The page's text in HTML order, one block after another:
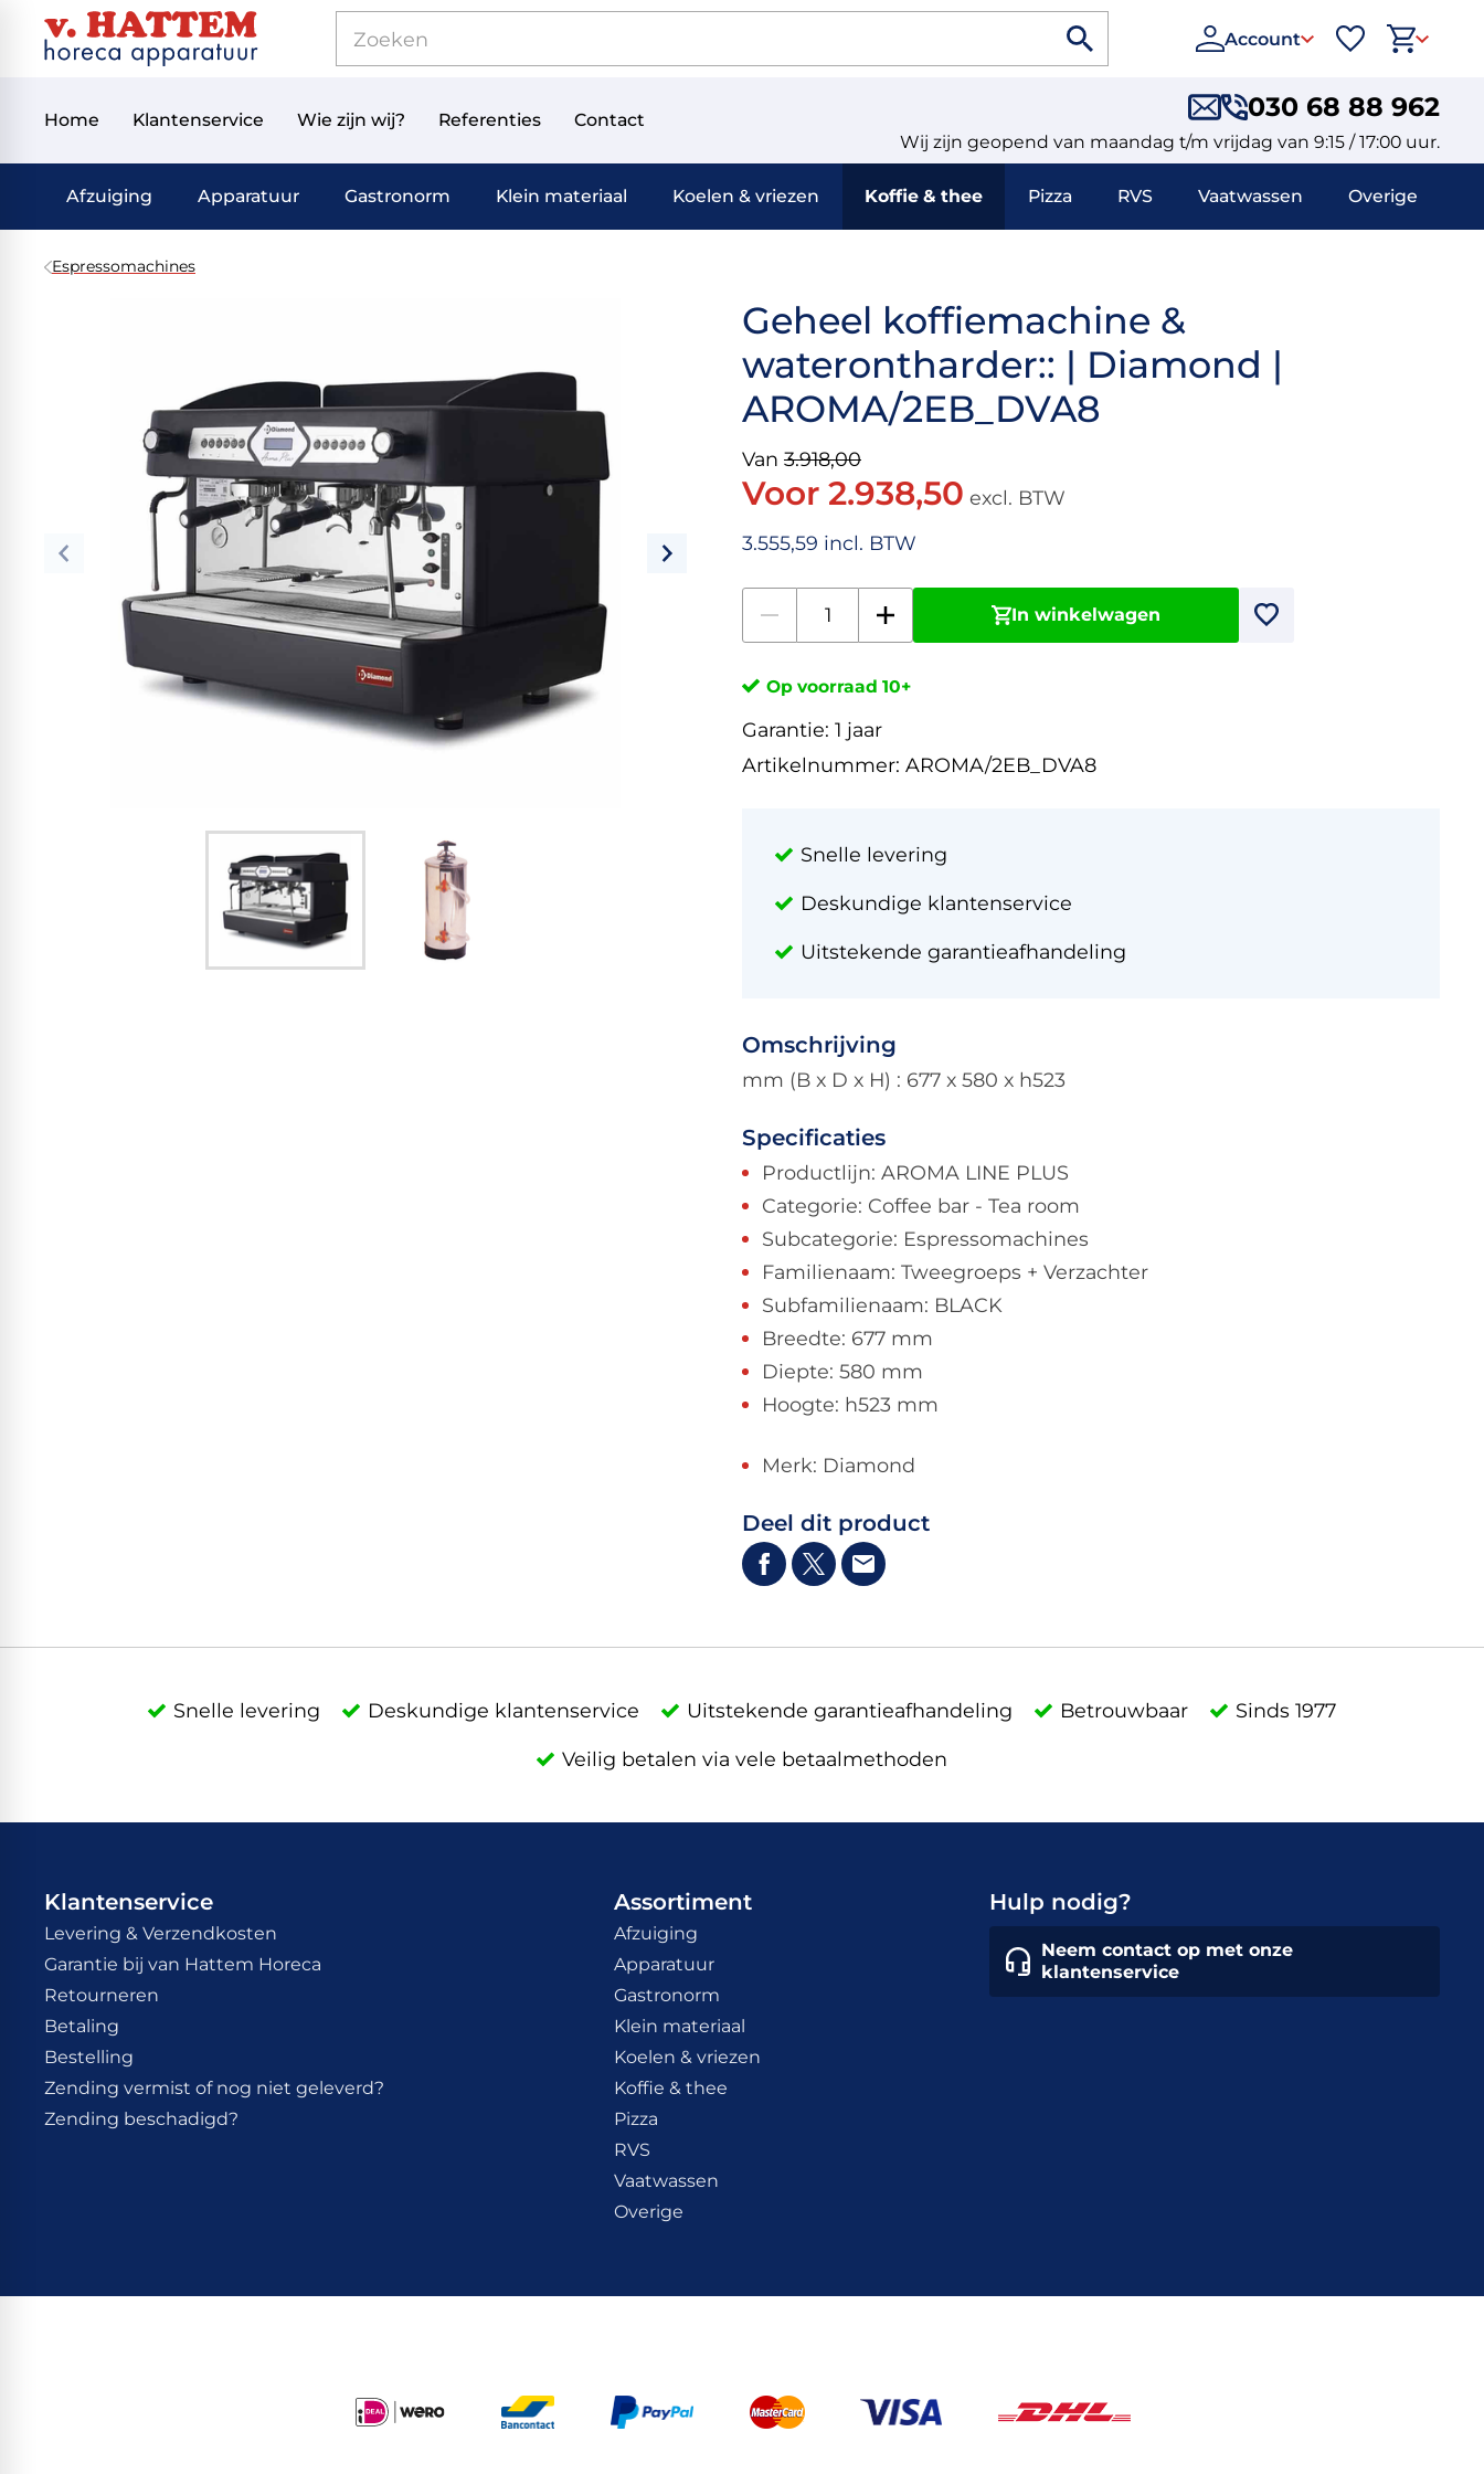
Account
Home Klantenservice Wie zijn wij? Referenties Contact 030 68 88 962
Wij zijn geopend van maandag t/m vrijdag van 9:15 / 17:00 uur.
Afzuiging Apparatuur Gastronorm Klein materiaal Koelen & vriezen Koffie & thee Pizza RVS Vaatwassen Overige
Espressomachines
Geheel koffiemachine &
waterontharder:: | Diamond |
AROMA/2EB_DVA8
Van 3.918,00
Voor 2.938,50 excl. BTW
3.555,59 incl. BTW
In winkelwagen
Op voorraad 10+
Garantie: 1 jaar
Artikelnummer: AROMA/2EB_DVA8
Snelle levering
Deskundige klantenservice
Uitstekende garantieafhandeling
Omschrijving
mm (B x D x H) : 677 x 580 x h523
Specificaties
Productlijn: AROMA LINE PLUS
Categorie: Coffee bar - Tea room
Subcategorie: Espressomachines
Familienaam: Tweegroeps + Verzachter
Subfamilienaam: BLACK
Breedte: 677 mm
Diepte: 580 mm
Hoogte: h523 mm
Merk: Diamond
Deel dit product
Snelle levering Deskundige klantenservice Uitstekende garantieafhandeling Betrouwbaar Sinds 1977
Veilig betalen via vele betaalmethoden
Klantenservice
Levering & Verzendkosten
Garantie bij van Hattem Horeca
Retourneren
Betaling
Bestelling
Zending vermist of nog niet geleverd?
Zending beschadigd?
Assortiment
Afzuiging
Apparatuur
Gastronorm
Klein materiaal
Koelen & vriezen
Koffie & thee
Pizza
RVS
Vaatwassen
Overige
Hulp nodig?
Neem contact op met onze
klantenservice